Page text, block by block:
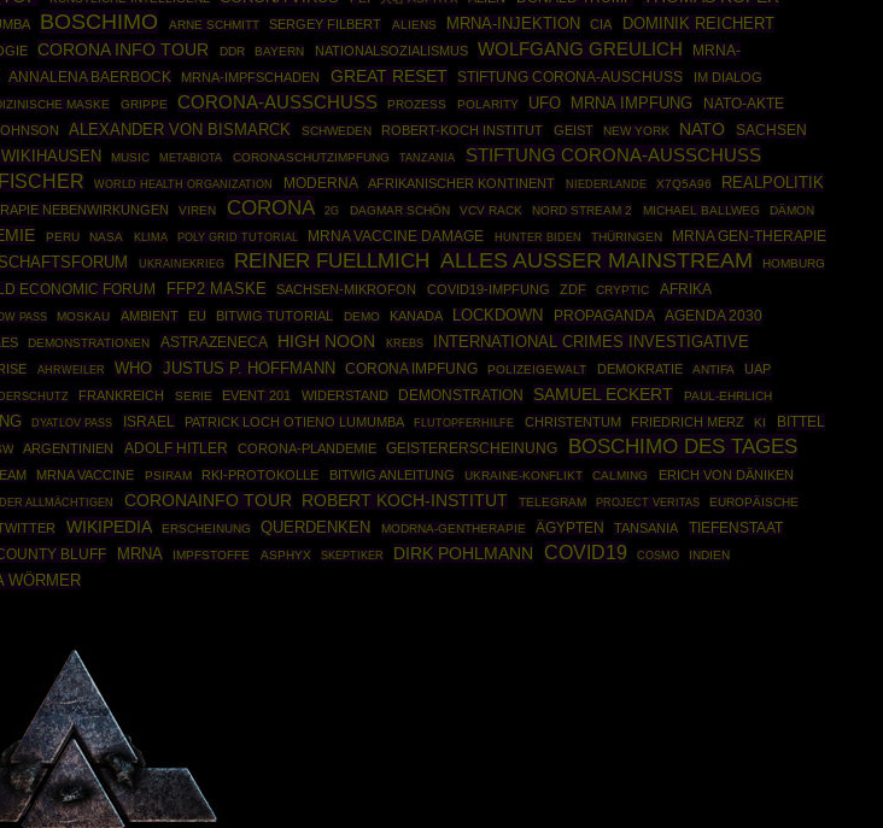
BOSCHIMO ARNE SCHMITT SERGEY FILBERT ALIENS MRNA-INJEKTION CIA DOMINIK REICHERT
CORONA INFO TOUR DDR BAYERN NATIONALSOZIALISMUS WOLFGANG GREULICH
MRNA-
ANNALENA BAERBOCK MRNA-IMPFSCHADEN GREAT RESET STIFTUNG CORONA-AUSCHUSS IM DIALOG
MASKE GRIPPE CORONA-AUSSCHUSS PROZESS POLARITY UFO MRNA IMPFUNG NATO-AKTE
ALEXANDER VON BISMARCK SCHWEDEN ROBERT-KOCH INSTITUT GEIST NEW YORK NATO SACHSEN
MUSIC METABIOTA CORONASCHUTZIMPFUNG TANZANIA STIFTUNG CORONA-AUSSCHUSS
WORLD HEALTH ORGANIZATION MODERNA AFRIKANISCHER KONTINENT NIEDERLANDE X7Q5A96 REALPOLITIK
NEBENWIRKUNGEN VIREN CORONA 2G DAGMAR SCHÖN VCV RACK NORD STREAM 2 MICHAEL BALLWEG DÄMON
PERU NASA KLIMA POLY GRID TUTORIAL MRNA VACCINE DAMAGE HUNTER BIDEN THÜRINGEN MRNA GEN-THERAPIE
UKRAINEKRIEG REINER FUELLMICH ALLES AUSSER MAINSTREAM
HOMBURG
ECONOMIC FORUM FFP2 MASKE SACHSEN-MIKROFON COVID19-IMPFUNG ZDF CRYPTIC AFRIKA
PASS MOSKAU AMBIENT EU BITWIG TUTORIAL DEMO KANADA LOCKDOWN PROPAGANDA AGENDA 2030
DEMONSTRATIONEN ASTRAZENECA HIGH NOON KREBS
INTERNATIONAL CRIMES INVESTIGATIVE
AHRWEILER WHO JUSTUS P. HOFFMANN CORONA IMPFUNG POLIZEIGEWALT DEMOKRATIE ANTIFA UAP
FRANKREICH SERIE EVENT 201 WIDERSTAND DEMONSTRATION SAMUEL ECKERT
PAUL-EHRLICH
DYATLOV PASS ISRAEL PATRICK LOCH OTIENO LUMUMBA FLUTOPFERHILFE CHRISTENTUM FRIEDRICH MERZ KI
BITTEL
ARGENTINIEN ADOLF HITLER CORONA-PLANDEMIE GEISTERERSCHEINUNG BOSCHIMO DES TAGES
MRNA VACCINE PSIRAM RKI-PROTOKOLLE BITWIG ANLEITUNG UKRAINE-KONFLIKT CALMING ERICH VON DÄNIKEN
ALLMÄCHTIGEN CORONAINFO TOUR ROBERT KOCH-INSTITUT TELEGRAM PROJECT VERITAS
EUROPÄISCHE
WIKIPEDIA ERSCHEINUNG QUERDENKEN MODRNA-GENTHERAPIE ÄGYPTEN TANSANIA TIEFENSTAAT
BLUFF MRNA IMPFSTOFFE ASPHYX SKEPTIKER DIRK POHLMANN COVID19 COSMO INDIEN
WÖRMER
Powered By :